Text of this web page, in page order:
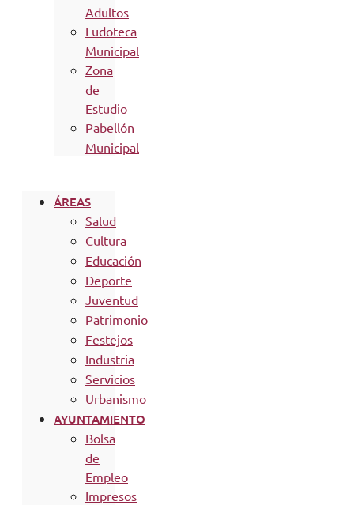
Adultos
Ludoteca
Municipal
Zona
de
Estudio
Pabellón
Municipal
ÁREAS
Salud
Cultura
Educación
Deporte
Juventud
Patrimonio
Festejos
Industria
Servicios
Urbanismo
AYUNTAMIENTO
Bolsa
de
Empleo
Impresos